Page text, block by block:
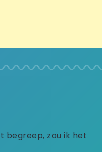
begreep, zou ik het